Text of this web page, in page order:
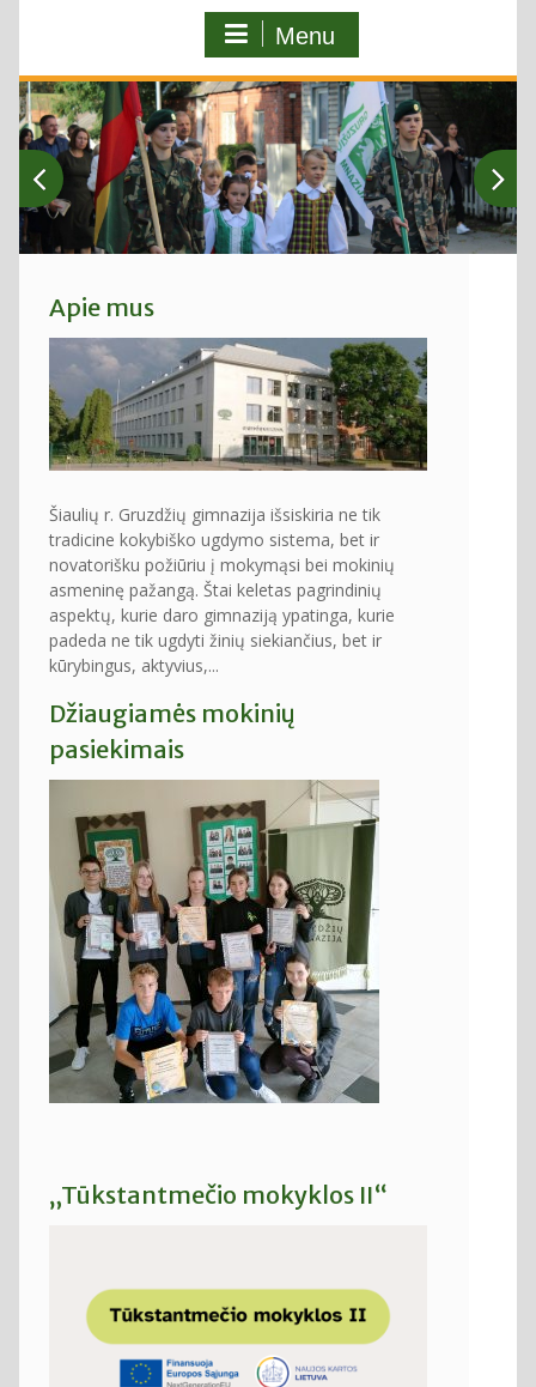
Menu
Apie mus
Šiaulių r. Gruzdžių gimnazija išsiskiria ne tik
tradicine kokybiško ugdymo sistema, bet ir
novatorišku požiūriu į mokymąsi bei mokinių
asmeninę pažangą. Štai keletas pagrindinių
aspektų, kurie daro gimnaziją ypatinga, kurie
padeda ne tik ugdyti žinių siekiančius, bet ir
kūrybingus, aktyvius,...
Džiaugiamės mokinių
pasiekimais
„Tūkstantmečio mokyklos II“